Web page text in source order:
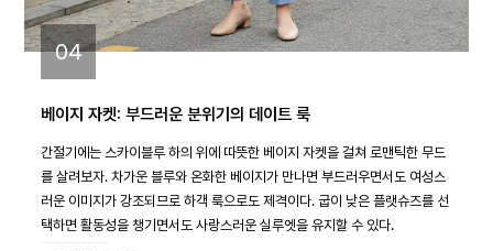
04
베이지 자켓: 부드러운 분위기의 데이트 룩
간절기에는 스카이블루 하의 위에 따뜻한 베이지 자켓을 걸쳐 로맨틱한 무드
를 살려보자. 차가운 블루와 온화한 베이지가 만나면 부드러우면서도 여성스
러운 이미지가 강조되므로 하객 룩으로도 제격이다. 굽이 낮은 플랫슈즈를 선
택하면 활동성을 챙기면서도 사랑스러운 실루엣을 유지할 수 있다.